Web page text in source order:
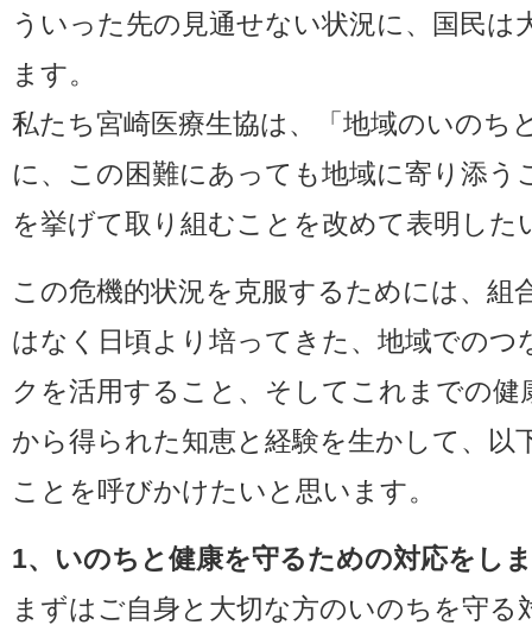
ういった先の見通せない状況に、国民は
ます。
私たち宮崎医療生協は、「地域のいのち
に、この困難にあっても地域に寄り添う
を挙げて取り組むことを改めて表明した
この危機的状況を克服するためには、組
はなく日頃より培ってきた、地域でのつ
クを活用すること、そしてこれまでの健
から得られた知恵と経験を生かして、以
ことを呼びかけたいと思います。
1、いのちと健康を守るための対応をし
まずはご自身と大切な方のいのちを守る